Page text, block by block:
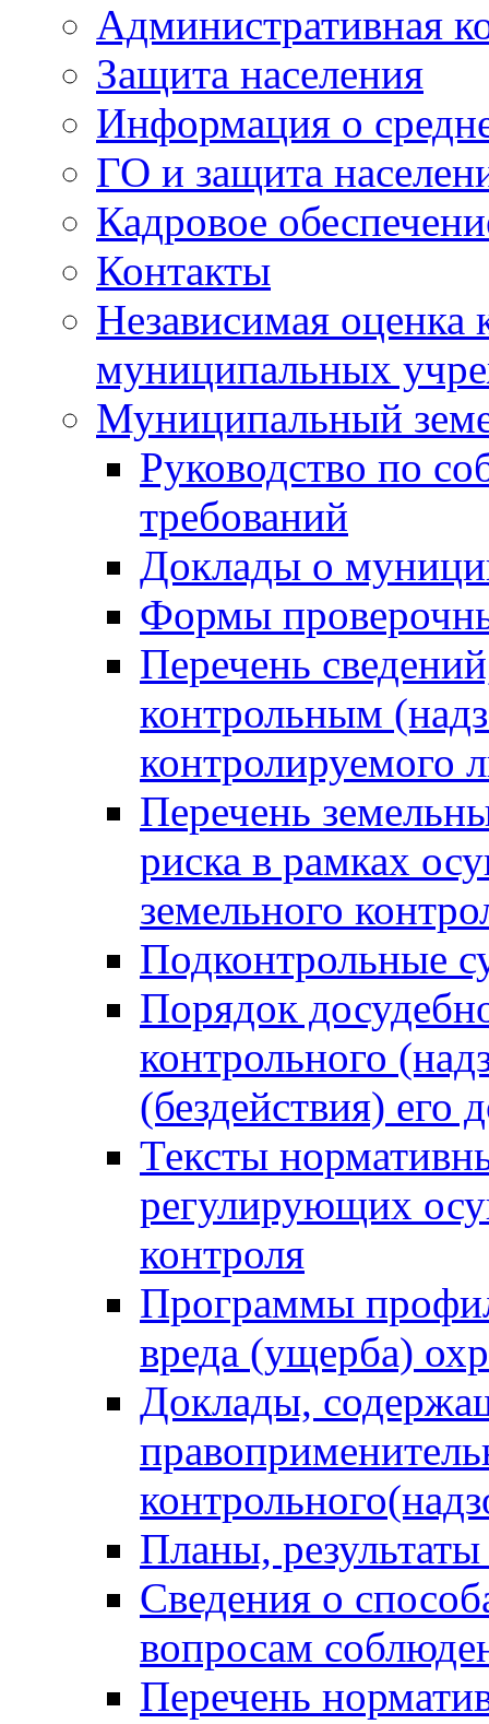
Административная
Защита населения
Информация о
ГО и защита
Кадровое
Контакты
Независимая оценка
муниципальных
Муниципальный
Руководство по
требований
Доклады о
Формы
Перечень
контрольным
контролируемого
Перечень
риска в рамках
земельного
Подконтрольные
Порядок
контрольного
(бездействия)
Тексты
регулирующих
контроля
Программы
вреда (ущерба)
Доклады,
Планы,
Сведения о
вопросам
Перечень